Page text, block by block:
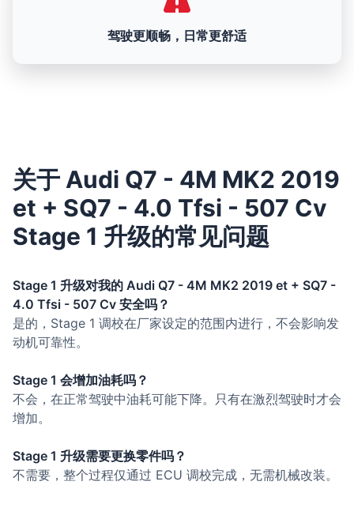
驾驶更顺畅，日常更舒适
关于 Audi Q7 - 4M MK2 2019
et + SQ7 - 4.0 Tfsi - 507 Cv
Stage 1 升级的常见问题
Stage 1 升级对我的 Audi Q7 - 4M MK2 2019 et + SQ7 -
4.0 Tfsi - 507 Cv 安全吗？
是的，Stage 1 调校在厂家设定的范围内进行，不会影响发
动机可靠性。
Stage 1 会增加油耗吗？
不会，在正常驾驶中油耗可能下降。只有在激烈驾驶时才会
增加。
Stage 1 升级需要更换零件吗？
不需要，整个过程仅通过 ECU 调校完成，无需机械改装。